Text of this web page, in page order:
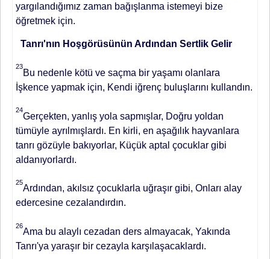
yargılandığımız zaman bağışlanma istemeyi bize
öğretmek için.
Tanrı'nın Hoşgörüsünün Ardından Sertlik Gelir
23
Bu nedenle kötü ve saçma bir yaşamı olanlara
İşkence yapmak için, Kendi iğrenç buluşlarını kullandın.
24
Gerçekten, yanlış yola sapmışlar, Doğru yoldan
tümüyle ayrılmışlardı. En kirli, en aşağılık hayvanlara
tanrı gözüyle bakıyorlar, Küçük aptal çocuklar gibi
aldanıyorlardı.
25
Ardından, akılsız çocuklarla uğraşır gibi, Onları alay
edercesine cezalandırdın.
26
Ama bu alaylı cezadan ders almayacak, Yakında
Tanrı'ya yaraşır bir cezayla karşılaşacaklardı.